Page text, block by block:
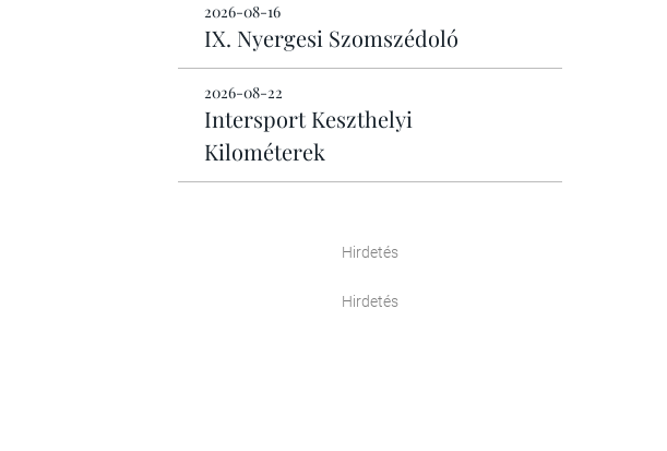
2026-08-16
IX. Nyergesi Szomszédoló
2026-08-22
Intersport Keszthelyi
Kilométerek
Hirdetés
Hirdetés